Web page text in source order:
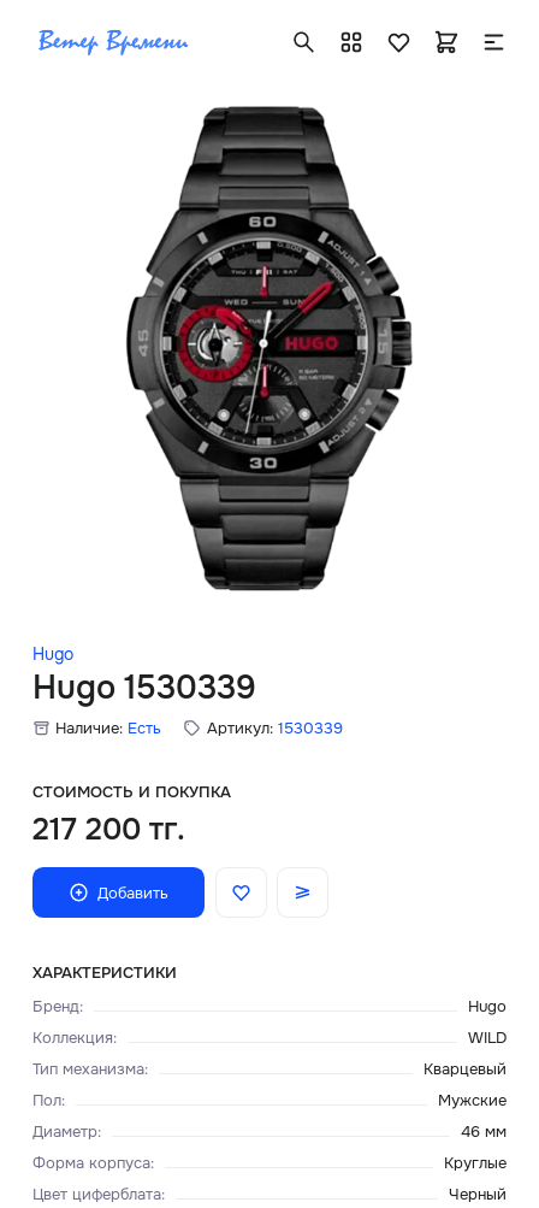
Hugo
Hugo 1530339
Наличие: Есть Артикул: 1530339
СТОИМОСТЬ И ПОКУПКА
217 200 тг.
Добавить
ХАРАКТЕРИСТИКИ
Бренд:
Hugo
Коллекция:
WILD
Тип механизма:
Кварцевый
Пол:
Мужские
Диаметр:
46 мм
Форма корпуса:
Круглые
Цвет циферблата:
Черный
+7 ( 705 ) 181-42-50
info@vetervremeni.kz
Авторизация
Каталог
Мужские часы
Женские часы
Скидки
Главная
О нас